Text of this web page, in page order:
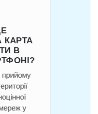
КАРТА
В
прийому
у